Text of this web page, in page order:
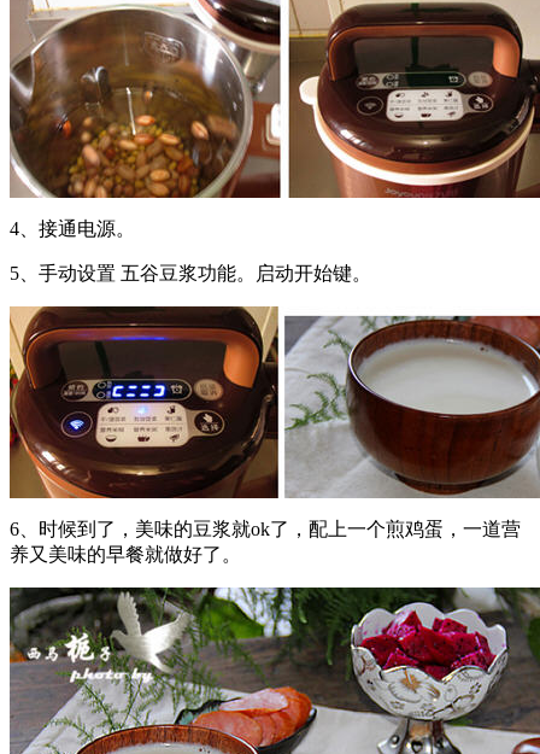
4、接通电源。
5、手动设置 五谷豆浆功能。启动开始键。
6、时候到了，美味的豆浆就ok了，配上一个煎鸡蛋，一道营
养又美味的早餐就做好了。